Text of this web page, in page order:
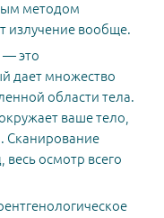
методом
излучение вообще.
— это
дает множество
области тела.
ваше тело,
Сканирование
весь осмотр всего